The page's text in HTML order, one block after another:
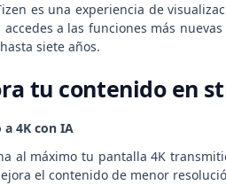
es una experiencia de
accedes a las funciones más
siete años.
tu contenido en
a 4K con IA
al máximo tu pantalla 4K
el contenido de menor